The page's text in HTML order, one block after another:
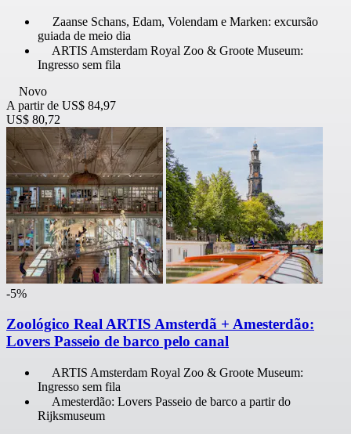
Zaanse Schans, Edam, Volendam e Marken: excursão
guiada de meio dia
ARTIS Amsterdam Royal Zoo & Groote Museum:
Ingresso sem fila
Novo
A partir de US$ 84,97
US$ 80,72
-5%
Zoológico Real ARTIS Amsterdã + Amesterdão:
Lovers Passeio de barco pelo canal
ARTIS Amsterdam Royal Zoo & Groote Museum:
Ingresso sem fila
Amesterdão: Lovers Passeio de barco a partir do
Rijksmuseum